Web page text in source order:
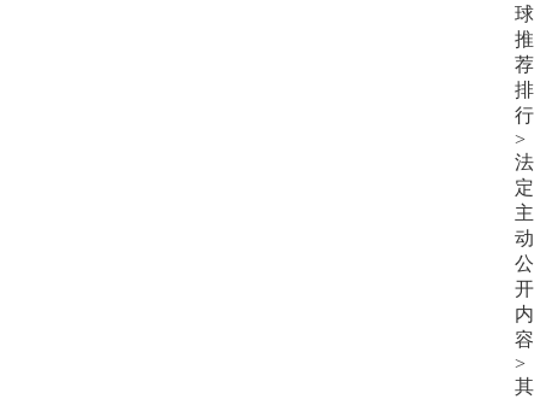
球
推
荐
排
行
>
法
定
主
动
公
开
内
容
>
其